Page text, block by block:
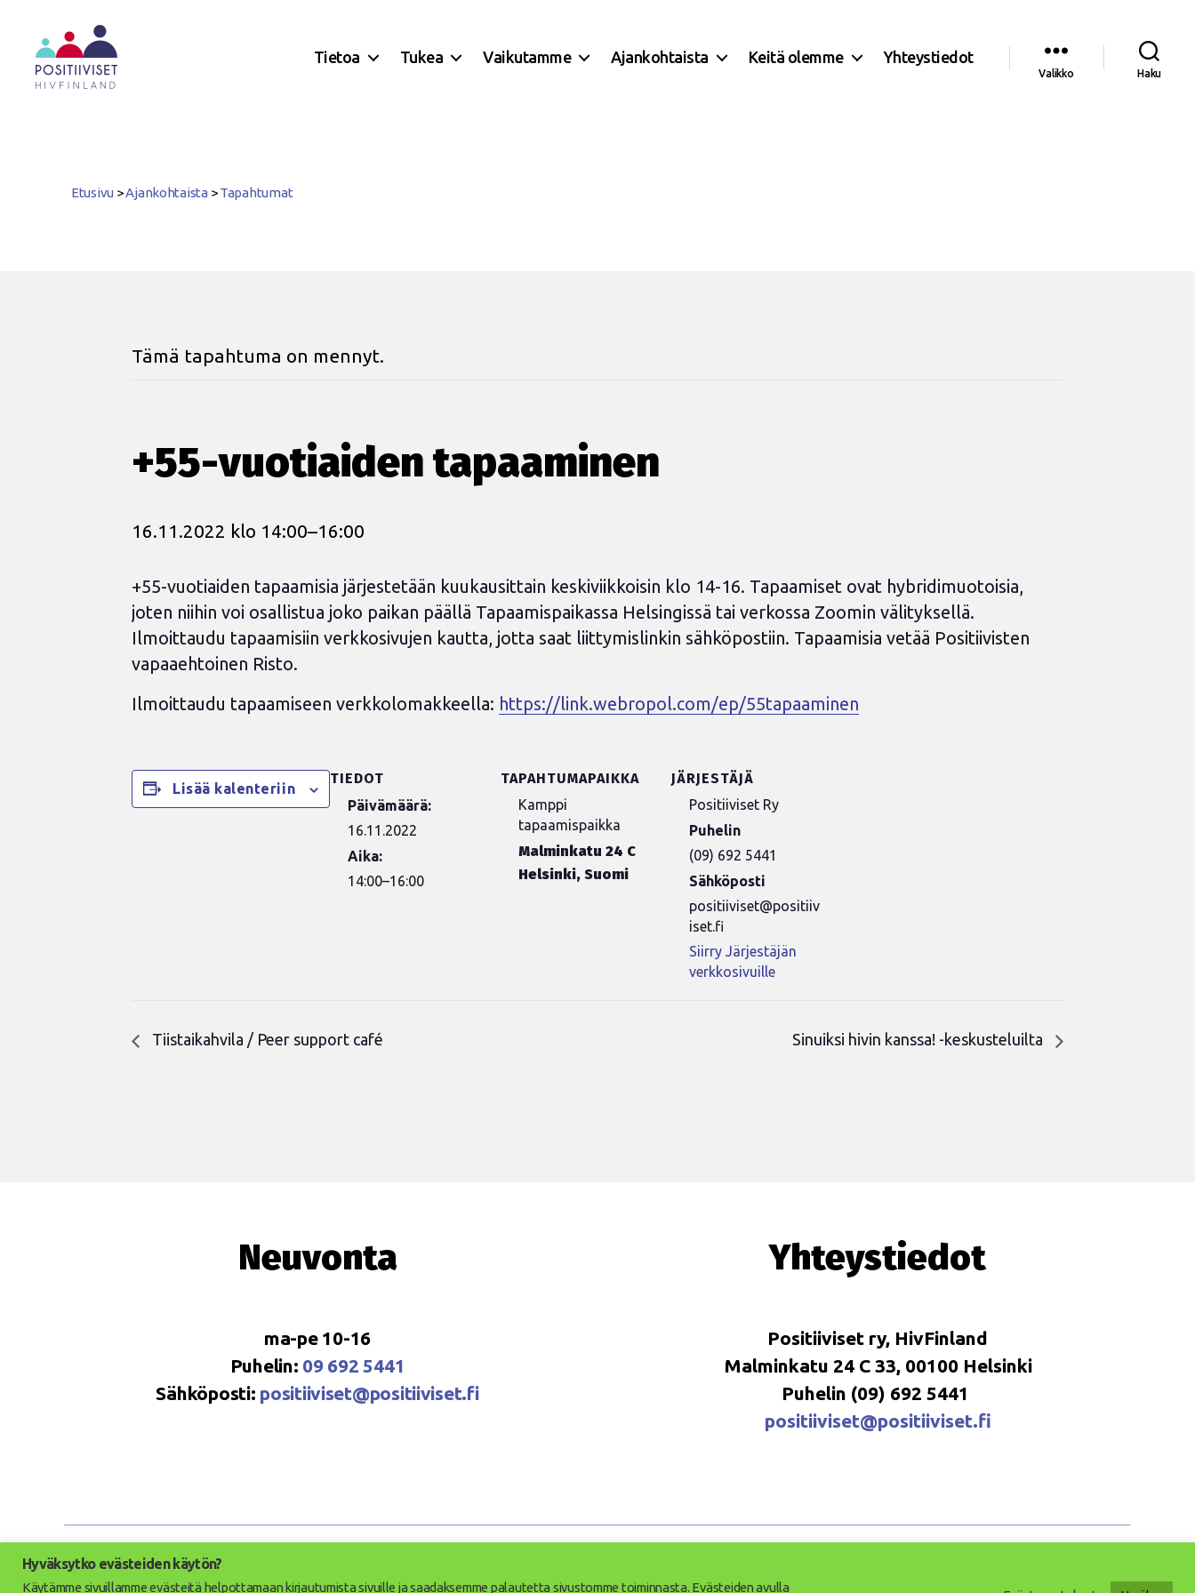
Tietoa Tukea Vaikutamme Ajankohtaista Keitä olemme Yhteystiedot
Valikko Haku
Etusivu >Ajankohtaista >Tapahtumat
Tämä tapahtuma on mennyt.
+55-vuotiaiden tapaaminen
16.11.2022 klo 14:00–16:00
+55-vuotiaiden tapaamisia järjestetään kuukausittain keskiviikkoisin klo 14-16. Tapaamiset ovat hybridimuotoisia,
joten niihin voi osallistua joko paikan päällä Tapaamispaikassa Helsingissä tai verkossa Zoomin välityksellä.
Ilmoittaudu tapaamisiin verkkosivujen kautta, jotta saat liittymislinkin sähköpostiin. Tapaamisia vetää Positiivisten
vapaaehtoinen Risto.
Ilmoittaudu tapaamiseen verkkolomakkeella: https://link.webropol.com/ep/55tapaaminen
Lisää kalenteriin
TIEDOT
Päivämäärä:
16.11.2022
Aika:
14:00–16:00
TAPAHTUMAPAIKKA
Kamppi
tapaamispaikka
Malminkatu 24 C
Helsinki, Suomi
JÄRJESTÄJÄ
Positiiviset Ry
Puhelin
(09) 692 5441
Sähköposti
positiiviset@positiiv
iset.fi
Siirry Järjestäjän
verkkosivuille
Tiistaikahvila / Peer support café Sinuiksi hivin kanssa! -keskusteluilta
Neuvonta
ma-pe 10-16
Puhelin: 09 692 5441
Sähköposti: positiiviset@positiiviset.fi
Yhteystiedot
Positiiviset ry, HivFinland
Malminkatu 24 C 33, 00100 Helsinki
Puhelin (09) 692 5441
positiiviset@positiiviset.fi
Hyväksytko evästeiden käytön?
Käytämme sivuillamme evästeitä helpottamaan kirjautumista sivuille ja saadaksemme palautetta sivustomme toiminnasta. Evästeiden avulla